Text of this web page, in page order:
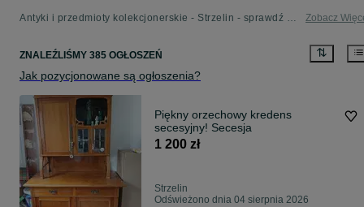
Antyki i przedmioty kolekcjonerskie - Strzelin - sprawdź ogłoszenia w Twojej okolicy Zobacz
ZNALEŹLIŚMY 385 OGŁOSZEŃ
Jak pozycjonowane są ogłoszenia?
Piękny orzechowy kredens
secesyjny! Secesja
1 200 zł
Strzelin
Odświeżono dnia 04 sierpnia 2026